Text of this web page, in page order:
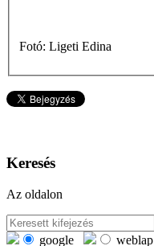
Fotó: Ligeti Edina
Keresés
Az oldalon
google
weblap